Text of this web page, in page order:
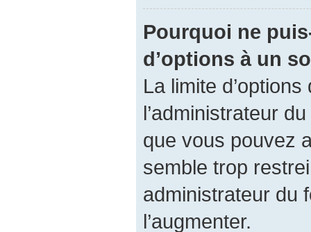
Pourquoi ne
d’options à un
La limite
l’administrateur
que vous pouvez
semble trop
administrateur du
l’augmenter.